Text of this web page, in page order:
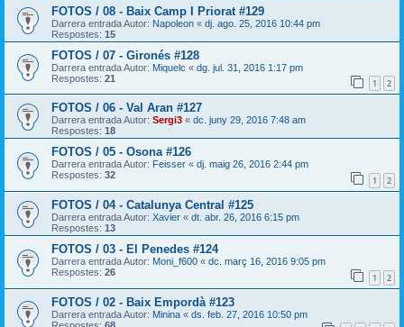
FOTOS / 08 - Baix Camp I Priorat #129
Darrera entrada Autor: Napoleon « dj. ago. 25, 2016 10:44 pm
Respostes: 15
FOTOS / 07 - Gironés #128
Darrera entrada Autor: Miquelc « dg. jul. 31, 2016 1:17 pm
Respostes: 21 1 2
FOTOS / 06 - Val Aran #127
Darrera entrada Autor: Sergi3 « dc. juny 29, 2016 7:48 am
Respostes: 18
FOTOS / 05 - Osona #126
Darrera entrada Autor: Feisser « dj. maig 26, 2016 2:44 pm
Respostes: 32 1 2
FOTOS / 04 - Catalunya Central #125
Darrera entrada Autor: Xavier « dt. abr. 26, 2016 6:15 pm
Respostes: 13
FOTOS / 03 - El Penedes #124
Darrera entrada Autor: Moni_f600 « dc. març 16, 2016 9:05 pm
Respostes: 26 1 2
FOTOS / 02 - Baix Empordà #123
Darrera entrada Autor: Minina « ds. feb. 27, 2016 10:50 pm
Respostes: 68